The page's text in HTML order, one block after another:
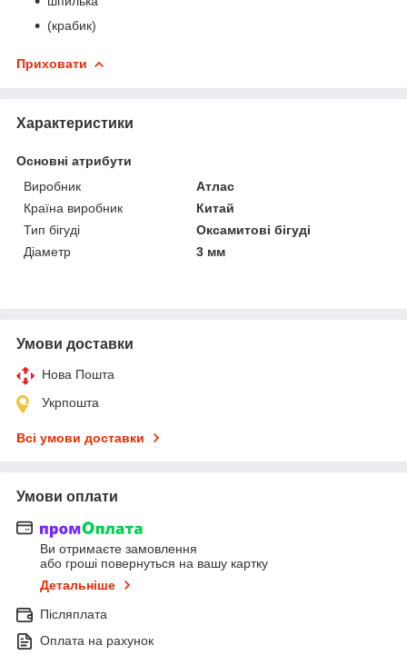
(крабик)
Приховати
Характеристики
Основні атрибути
Виробник
Атлас
Країна виробник
Китай
Тип бігуді
Оксамитові бігуді
Діаметр
3 мм
Умови доставки
Нова Пошта
Укрпошта
Всі умови доставки
Умови оплати
Ви отримаєте замовлення
або гроші повернуться на вашу картку
Детальніше
Післяплата
Оплата на рахунок